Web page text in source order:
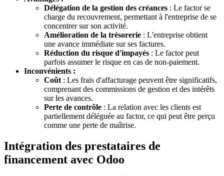
Délégation de la gestion des créances : Le factor se
charge du recouvrement, permettant à l'entreprise de se
concentrer sur son activité.
Amélioration de la trésorerie : L'entreprise obtient
une avance immédiate sur ses factures.
Réduction du risque d'impayés : Le factor peut
parfois assumer le risque en cas de non-paiement.
Inconvénients :
Coût : Les frais d'affacturage peuvent être significatifs,
comprenant des commissions de gestion et des intérêts
sur les avances.
Perte de contrôle : La relation avec les clients est
partiellement déléguée au factor, ce qui peut être perçu
comme une perte de maîtrise.
Intégration des prestataires de
financement avec Odoo